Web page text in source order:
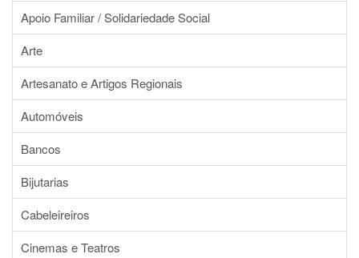
Apoio Familiar / Solidariedade Social
Arte
Artesanato e Artigos Regionais
Automóveis
Bancos
Bijutarias
Cabeleireiros
Cinemas e Teatros